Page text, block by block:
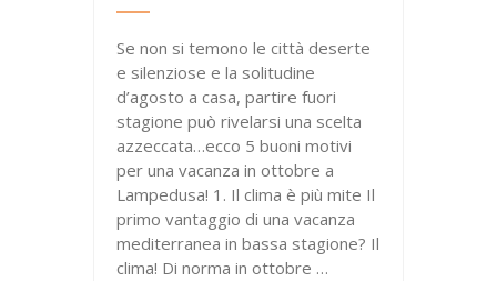
Se non si temono le città deserte
e silenziose e la solitudine
d’agosto a casa, partire fuori
stagione può rivelarsi una scelta
azzeccata…ecco 5 buoni motivi
per una vacanza in ottobre a
Lampedusa! 1. Il clima è più mite Il
primo vantaggio di una vacanza
mediterranea in bassa stagione? Il
clima! Di norma in ottobre …